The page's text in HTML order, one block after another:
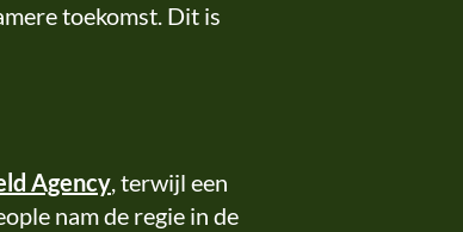
toekomst. Dit is
Agency, terwijl een
nam de regie in de